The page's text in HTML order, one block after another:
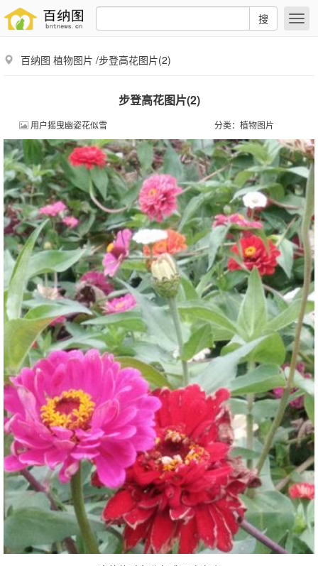
搜
百纳图 植物图片 /步登高花图片(2)
步登高花图片(2)
用户摇曳幽姿花似雪 分类： 植物图片